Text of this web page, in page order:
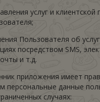
услуг и клиентской
Пользователя об
посредством SMS,
и т.д.
приложения имеет
персональные данные
случаях: